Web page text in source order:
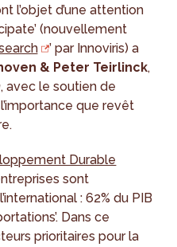
l’objet d’une attention
(nouvellement
’ par Innoviris) a
& Peter Teirlinck,
, avec le soutien de
que revêt
Durable
sont
: 62% du PIB
Dans ce
prioritaires pour la